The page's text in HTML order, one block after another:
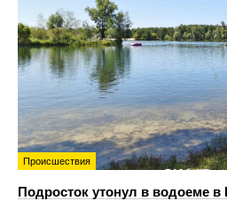
Происшествия
Подросток утонул в водоеме